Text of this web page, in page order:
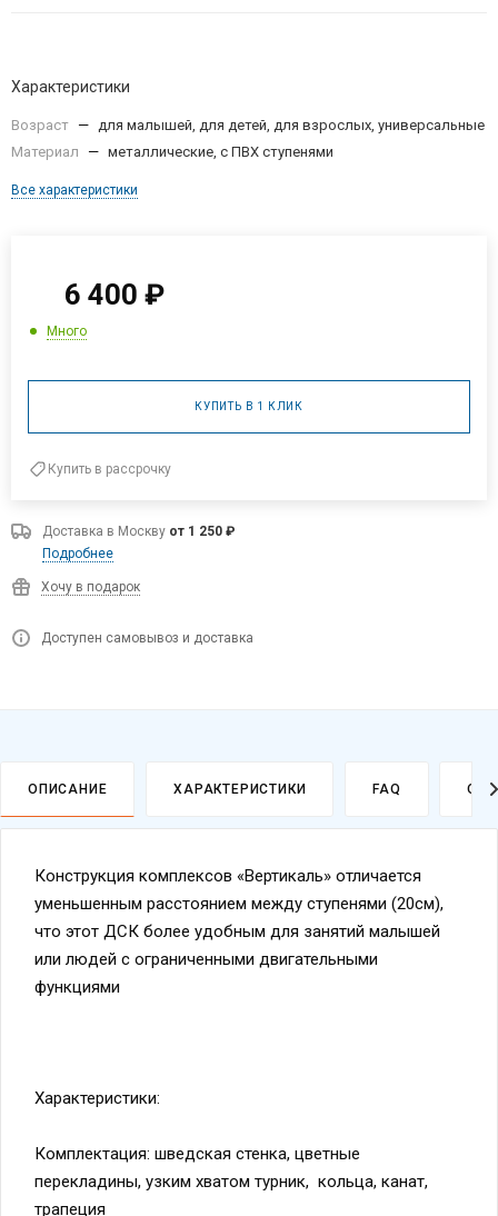
Характеристики
Возраст — для малышей, для детей, для взрослых, универсальные
Материал
— металлические, с ПВХ ступенями
Все характеристики
6 400 ₽
Много
КУПИТЬ В 1 КЛИК
Купить в рассрочку
Доставка в Москву от 1 250 ₽
Подробнее
Хочу в подарок
Доступен самовывоз и доставка
ОПИСАНИЕ ХАРАКТЕРИСТИКИ FAQ
Конструкция комплексов «Вертикаль» отличается
уменьшенным расстоянием между ступенями (20см),
что этот ДСК более удобным для занятий малышей
или людей с ограниченными двигательными
функциями
Характеристики:
Комплектация: шведская стенка, цветные
перекладины, узким хватом турник, кольца, канат,
трапеция